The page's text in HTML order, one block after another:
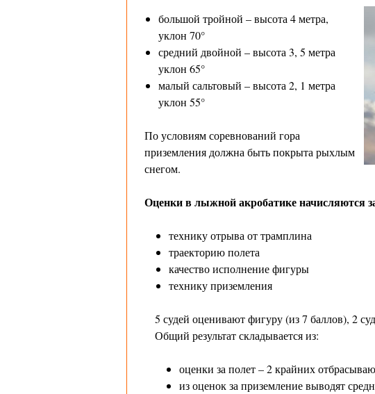
большой тройной – высота 4 метра,
уклон 70°
средний двойной – высота 3, 5 метра
уклон 65°
малый сальтовый – высота 2, 1 метра
уклон 55°
По условиям соревнований гора
приземления должна быть покрыта рыхлым
снегом.
Оценки в лыжной акробатике начисляются
технику отрыва от трамплина
траекторию полета
качество исполнение фигуры
технику приземления
5 судей оценивают фигуру (из 7 баллов), 2
Общий результат складывается из:
оценки за полет – 2 крайних
из оценок за приземление выводят